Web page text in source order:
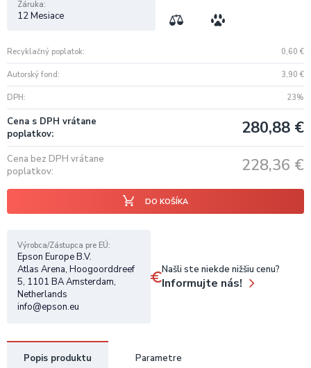
Recyklačný poplatok 0,60 €
Autorský fond 3,90 €
DPH 23%
Cena s DPH vrátane
poplatkov
280,88 €
Cena bez DPH vrátane
poplatkov
228,36 €
DO KOŠÍKA
Záruka
12 Mesiace
Výrobca/Zástupca pre EÚ
Epson Europe B.V.
Atlas Arena, Hoogoorddreef
5, 1101 BA Amsterdam,
Netherlands
info@epson.eu
Našli ste niekde nižšiu cenu?
Informujte nás!
Popis produktu Parametre